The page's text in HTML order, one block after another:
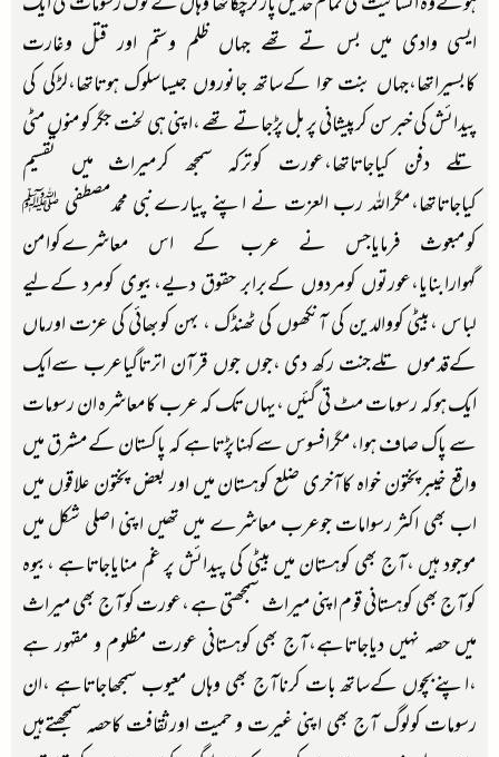
ایسی وادی میں بس تے تھے جہاں ظلم وستم اور قتل وغارت
کابسیراتھا،جہاں بنت حوا کےساتھ جانوروں جیساسلوک ہوتاتھا،لڑکی کی
پیدائش کی خبرسن کرپیشانی پر بل پڑجاتے تھے ،اپنی ہی لخت جگر کومنوں مٹی
تلے دفن کیاجاتاتھا،عورت کوترکہ سمجھ کرمیراث میں تقسیم
کیاجاتاتھا،مگراللہ رب العزت نے اپنے پیارےنبی محمدمصطفی ﷺ
کومبعوث فرمایاجس نے عرب کے اس معاشرےکوامن
گہوارابنایا،عورتوں کومردوں کےبرابر حقوق دیے،بیوی کومرد کےلیے
لباس ،بیٹی کووالدین کی آنکھوں کی ٹھنڈک ، بہن کوبھائی کی عزت اورماں
کےقدموں تلےجنت رکھ دی ،جوں جوں قرآن اترتاگیاعرب سےایک
ایک ہوکہ رسومات مٹ تی گئیں ،یہاں تک کہ عرب کامعاشرہ ان رسومات
سے پاک صاف ہوا،مگرافسوس سےکہناپڑتاہے کہ پاکستان کےمشرق میں
واقع خیبرپختون خواہ کاآخری ضلع کوہستان میں اور بعض پختون علاقوں میں
اب بھی اکثر رسوامات جوعرب معاشرے میں تھیں اپنی اصلی شکل میں
موجود ہیں ،آج بھی کوہستان میں بیٹی کی پیدائش پر غم منایاجاتاہے ،بیوہ
کوآج بھی کوہستانی قوم اپنی میراث سمجھتی ہے ،عورت کوآج بھی میراث
میں حصہ نہیں دیاجاتاہے،آج بھی کوہستانی عورت مظلوم و مقہور ہے
،اپنےبچوں کےساتھ بات کرناآج بھی وہاں معیوب سمجھاجاتاہے ،ان
رسومات کولوگ آج بھی اپنی غیرت و حمیت اورثقافت کاحصہ سمجھتےہیں